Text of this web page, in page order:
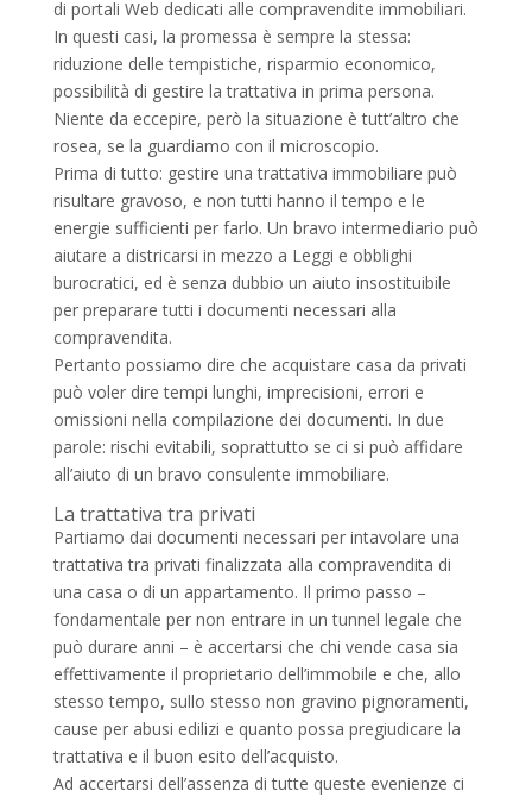
di portali Web dedicati alle compravendite immobiliari.
In questi casi, la promessa è sempre la stessa:
riduzione delle tempistiche, risparmio economico,
possibilità di gestire la trattativa in prima persona.
Niente da eccepire, però la situazione è tutt’altro che
rosea, se la guardiamo con il microscopio.
Prima di tutto: gestire una trattativa immobiliare può
risultare gravoso, e non tutti hanno il tempo e le
energie sufficienti per farlo. Un bravo intermediario può
aiutare a districarsi in mezzo a Leggi e obblighi
burocratici, ed è senza dubbio un aiuto insostituibile
per preparare tutti i documenti necessari alla
compravendita.
Pertanto possiamo dire che acquistare casa da privati
può voler dire tempi lunghi, imprecisioni, errori e
omissioni nella compilazione dei documenti. In due
parole: rischi evitabili, soprattutto se ci si può affidare
all’aiuto di un bravo consulente immobiliare.
La trattativa tra privati
Partiamo dai documenti necessari per intavolare una
trattativa tra privati finalizzata alla compravendita di
una casa o di un appartamento. Il primo passo –
fondamentale per non entrare in un tunnel legale che
può durare anni – è accertarsi che chi vende casa sia
effettivamente il proprietario dell’immobile e che, allo
stesso tempo, sullo stesso non gravino pignoramenti,
cause per abusi edilizi e quanto possa pregiudicare la
trattativa e il buon esito dell’acquisto.
Ad accertarsi dell’assenza di tutte queste evenienze ci